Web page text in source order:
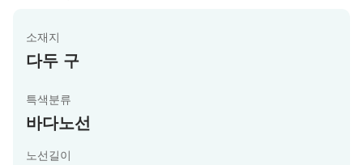
소재지
다두 구
특색분류
바다노선
노선길이